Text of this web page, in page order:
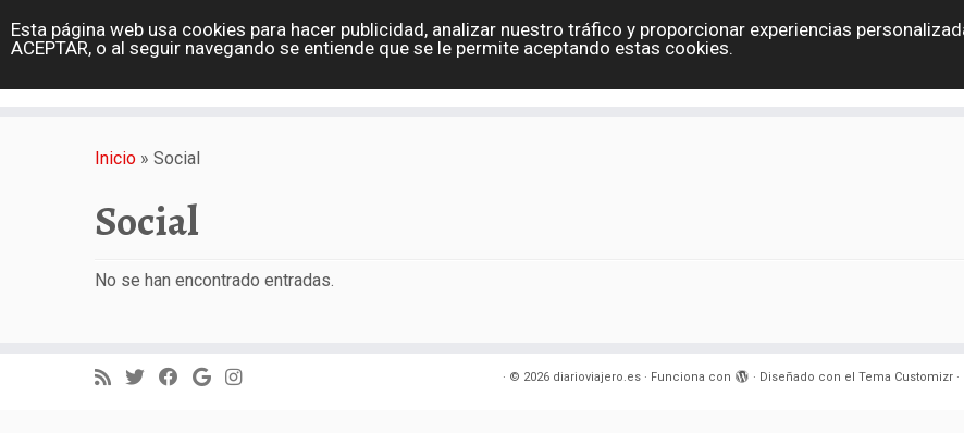
diarioviajero.es Portada Eslovaquia España Holanda Polonia
Inicio » Social
Social
No se han encontrado entradas.
· © 2026 diarioviajero.es · Funciona con · Diseñado con el Tema Customizr ·
Esta página web usa cookies para hacer publicidad, analizar nuestro tráfico y proporcionar experiencias
ACEPTAR, o al seguir navegando se entiende que se le permite aceptando estas cookies.